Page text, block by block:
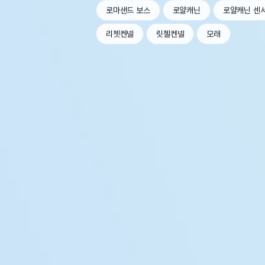
로마샌드 보스 로얄캐닌 로얄캐닌 센
리쳇켄넬 릿첼켄넬 모래